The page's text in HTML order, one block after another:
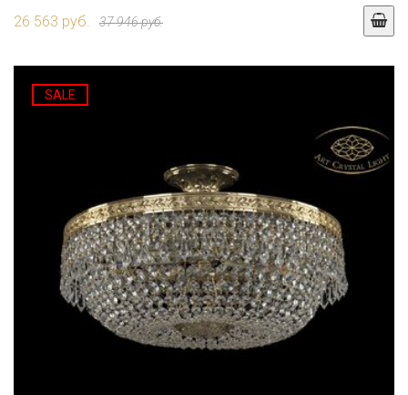
26 563 руб. 37 946 руб.
SALE